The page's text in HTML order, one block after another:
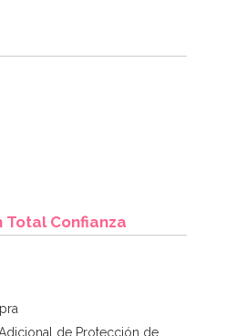
Total Confianza
de Protección de